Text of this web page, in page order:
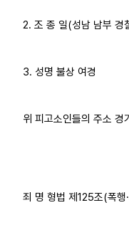
2. 조 종 일(성남 남부 경
3. 성명 불상 여경
위 피고소인들의 주소 경
죄 명 형법 제125조(폭